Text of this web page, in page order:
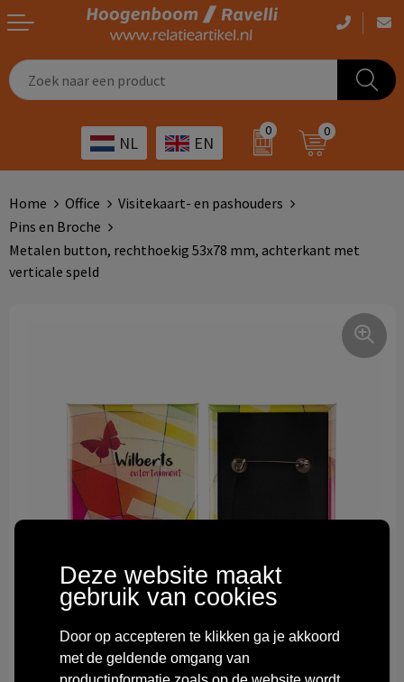
NL EN
0 0
Giveaways
Outdoor
Home & living
Technologie & gadgets
Themageschenken
Overig
Werkkleding
Sportkleding
Overig
Outdoor artikelen bedrukken
Giveaways bedrukken
Transport
Horeca
ICT
Home Office
Visitekaart- en pashouders
Pins en Broche
Metalen button, rechthoekig 53x78 mm, achterkant met
verticale speld
Deze website maakt
gebruik van cookies
Door op accepteren te klikken ga je akkoord
met de geldende omgang van